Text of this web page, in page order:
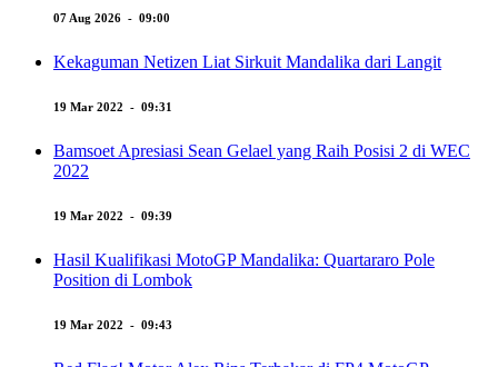
07 Aug 2026 - 09:00
Kekaguman Netizen Liat Sirkuit Mandalika dari Langit
19 Mar 2022 - 09:31
Bamsoet Apresiasi Sean Gelael yang Raih Posisi 2 di WEC
2022
19 Mar 2022 - 09:39
Hasil Kualifikasi MotoGP Mandalika: Quartararo Pole
Position di Lombok
19 Mar 2022 - 09:43